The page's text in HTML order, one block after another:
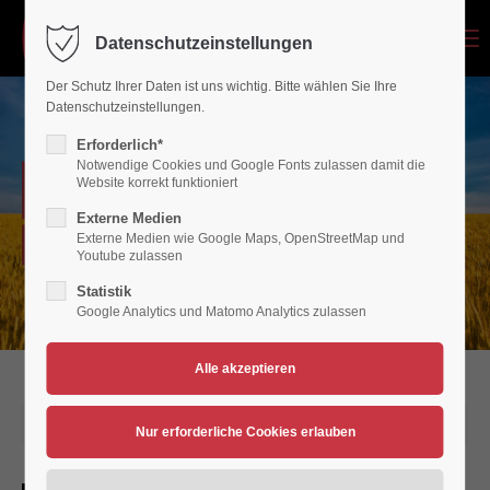
Login
Benutzername
Anmelden
Support
NEWSARCHIV
Verein für Bewegungsspiele 1936/45 Polch/Maifeld e.V.
21.07.2024 14:34
Datenschutzeinstellungen
Der Schutz Ihrer Daten ist uns wichtig. Bitte wählen Sie Ihre
Datenschutzeinstellungen.
Erforderlich*
Notwendige Cookies und Google Fonts zulassen damit die
Website korrekt funktioniert
Externe Medien
Externe Medien wie Google Maps, OpenStreetMap und
Youtube zulassen
Statistik
Google Analytics und Matomo Analytics zulassen